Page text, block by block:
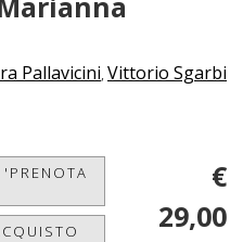
Pallavicini, Vittorio Sgarbi
€
29,00